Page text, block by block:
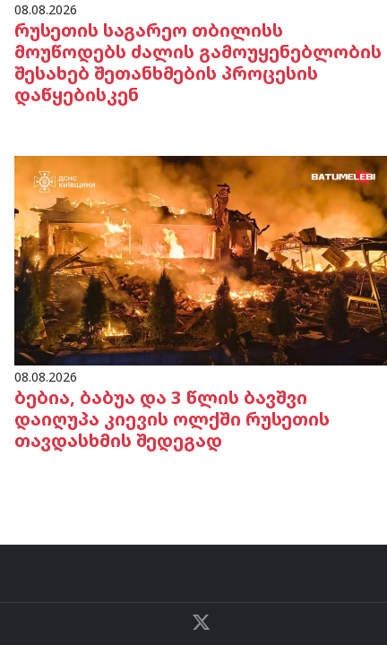
08.08.2026
რუსეთის საგარეო თბილისს
მოუწოდებს ძალის გამოუყენებლობის
შესახებ შეთანხმების პროცესის
დაწყებისკენ
08.08.2026
ბებია, ბაბუა და 3 წლის ბავშვი
დაიღუპა კიევის ოლქში რუსეთის
თავდასხმის შედეგად